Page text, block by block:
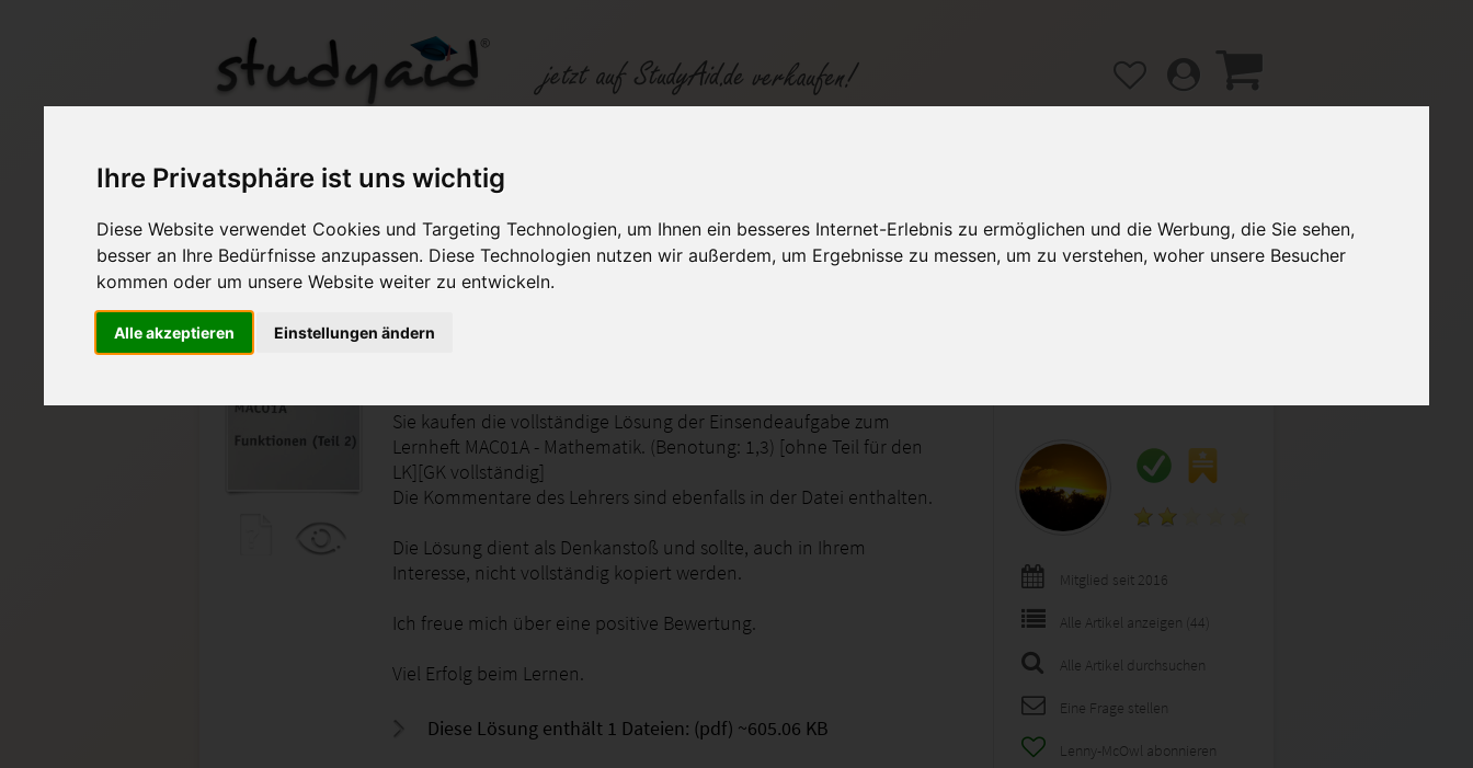
Ihre Privatsphäre ist uns wichtig
Diese Website verwendet Cookies und Targeting Technologien, um Ihnen ein besseres Internet-Erlebnis zu ermöglichen und die Werbung, die Sie sehen,
besser an Ihre Bedürfnisse anzupassen. Diese Technologien nutzen wir außerdem, um Ergebnisse zu messen, um zu verstehen, woher unsere Besucher
kommen oder um unsere Website weiter zu entwickeln.
Alle akzeptieren Einstellungen ändern
Auf StudyAid.de verkaufen Kategorien Studiengänge / Lehrgänge Hilfe / FAQ
Sie kaufen die vollständige Lösung der Einsendeaufgabe zum
Lernheft MAC01A - Mathematik. (Benotung: 1,3) [ohne Teil für den
LK][GK vollständig]
Die Kommentare des Lehrers sind ebenfalls in der Datei enthalten.
Die Lösung dient als Denkanstoß und sollte, auch in Ihrem
Interesse, nicht vollständig kopiert werden.
Ich freue mich über eine positive Bewertung.
Viel Erfolg beim Lernen.
Diese Lösung enthält 1 Dateien: (pdf) ~605.06 KB
Mitglied seit 2016
Alle Artikel anzeigen (44)
Alle Artikel durchsuchen
Eine Frage stellen
Lenny-McOwl abonnieren